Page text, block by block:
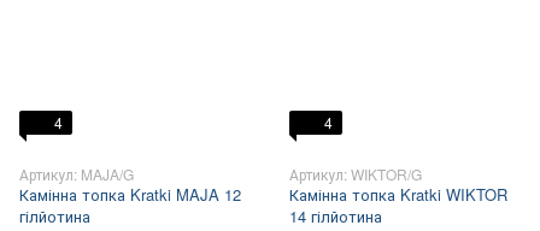
4
Артикул: MAJA/G
Камінна топка Kratki MAJA 12
гілйотина
4
Артикул: WIKTOR/G
Камінна топка Kratki WIKTOR
14 гілйотина